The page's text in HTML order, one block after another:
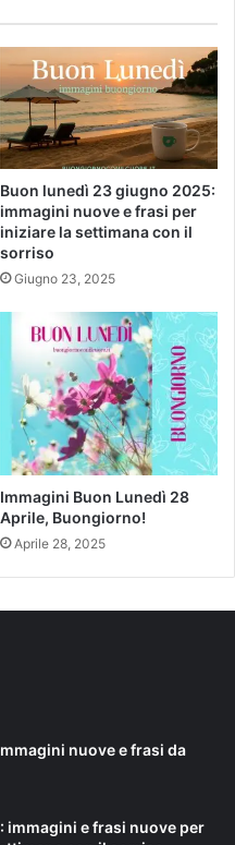
Buon lunedì 23 giugno 2025:
immagini nuove e frasi per
iniziare la settimana con il
sorriso
Giugno 23, 2025
Immagini Buon Lunedì 28
Aprile, Buongiorno!
Aprile 28, 2025
nuove e frasi da
immagini e frasi nuove per